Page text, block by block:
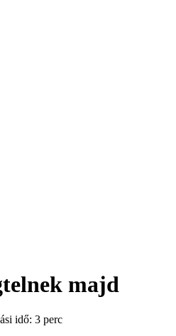
majd
idő: 3 perc